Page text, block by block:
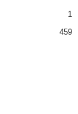
1
459